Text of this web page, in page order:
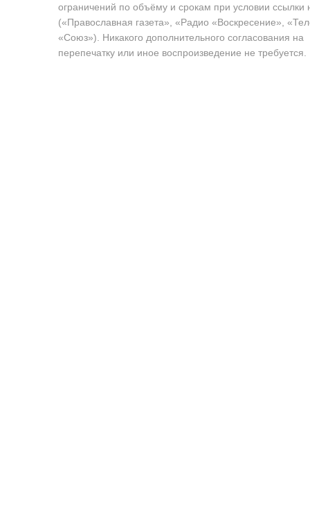
ограничений по объёму и срокам при условии ссылки
(«Православная газета», «Радио «Воскресение»,
«Союз»). Никакого дополнительного согласования на
перепечатку или иное воспроизведение не требуется.